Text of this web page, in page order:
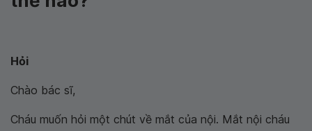
Hỏi
Chào bác sĩ,
Cháu muốn hỏi một chút về mắt của nội. Mắt nội cháu